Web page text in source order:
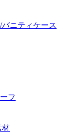
ニティケース
フ
材